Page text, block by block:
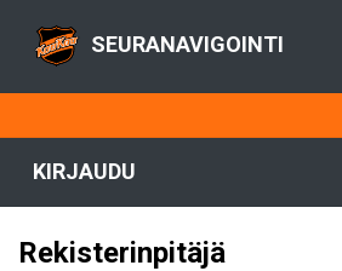
SEURANAVIGOINTI
KIRJAUDU
Rekisterinpitäjä